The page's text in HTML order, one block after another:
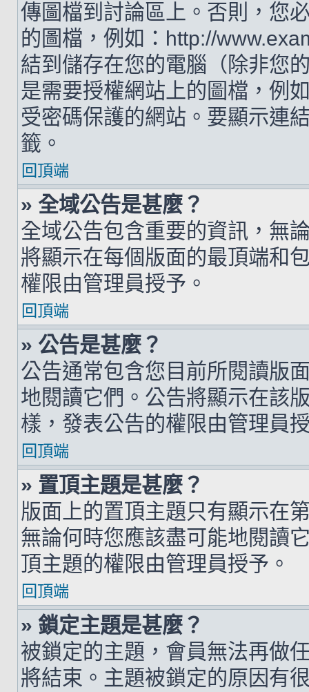
傳圖檔到討論區上。否則，您
的圖檔，例如：http://
結到儲存在您的電腦（除非您
是需要授權網站上的圖檔，例
受密碼保護的網站。要顯示連
籤。
回頂端
» 全域公告是甚麼？
全域公告包含重要的資訊，無
將顯示在每個版面的最頂端和
權限由管理員授予。
回頂端
» 公告是甚麼？
公告通常包含您目前所閱讀版
地閱讀它們。公告將顯示在該
樣，發表公告的權限由管理員
回頂端
» 置頂主題是甚麼？
版面上的置頂主題只有顯示在
無論何時您應該盡可能地閱讀
頂主題的權限由管理員授予。
回頂端
» 鎖定主題是甚麼？
被鎖定的主題，會員無法再做
將結束。主題被鎖定的原因有